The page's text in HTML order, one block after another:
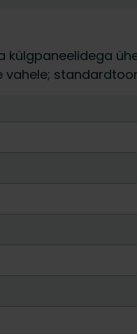
külgpaneelidega
standardtoon